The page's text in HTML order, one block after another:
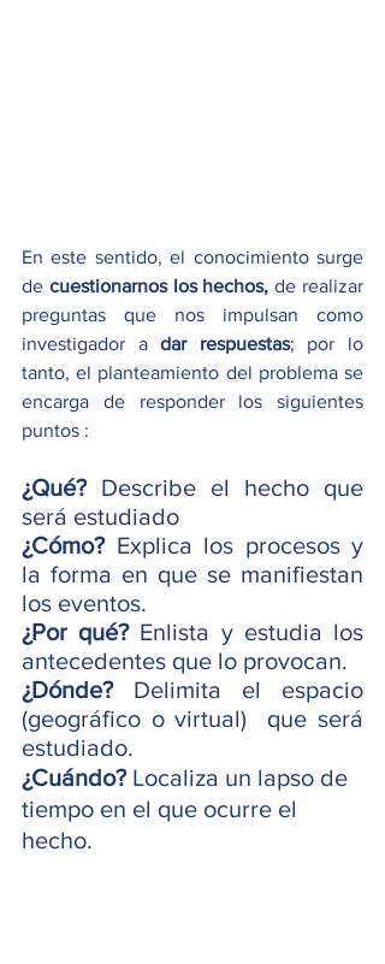
En este sentido, el conocimiento surge
de cuestionarnos los hechos, de realizar
preguntas que nos impulsan como
investigador a dar respuestas; por lo
tanto, el planteamiento del problema se
encarga de responder los siguientes
puntos :
¿Qué? Describe el hecho que
será estudiado
¿Cómo? Explica los procesos y
la forma en que se manifiestan
los eventos.
¿Por qué? Enlista y estudia los
antecedentes que lo provocan.
¿Dónde? Delimita el espacio
(geográfico o virtual)  que será
estudiado.
¿Cuándo? Localiza un lapso de
tiempo en el que ocurre el
hecho.